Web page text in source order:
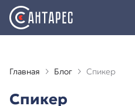
Главная Блог Спикер
Спикер